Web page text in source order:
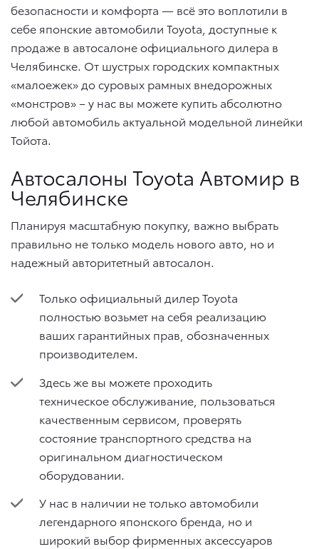
безопасности и комфорта — всё это воплотили в
себе японские автомобили Toyota, доступные к
продаже в автосалоне официального дилера в
Челябинске. От шустрых городских компактных
«малоежек» до суровых рамных внедорожных
«монстров» – у нас вы можете купить абсолютно
любой автомобиль актуальной модельной линейки
Тойота.
Автосалоны Toyota Автомир в
Челябинске
Планируя масштабную покупку, важно выбрать
правильно не только модель нового авто, но и
надежный авторитетный автосалон.
Только официальный дилер Toyota
полностью возьмет на себя реализацию
ваших гарантийных прав, обозначенных
производителем.
Здесь же вы можете проходить
техническое обслуживание, пользоваться
качественным сервисом, проверять
состояние транспортного средства на
оригинальном диагностическом
оборудовании.
У нас в наличии не только автомобили
легендарного японского бренда, но и
широкий выбор фирменных аксессуаров